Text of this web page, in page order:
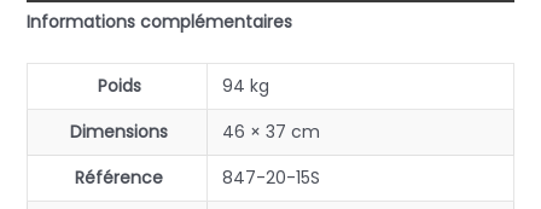
Informations complémentaires
Poids
94 kg
Dimensions
46 × 37 cm
Référence
847-20-15S